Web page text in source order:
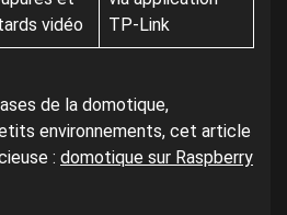
vidéo
TP-Link
de la domotique,
environnements, cet article
: domotique sur Raspberry